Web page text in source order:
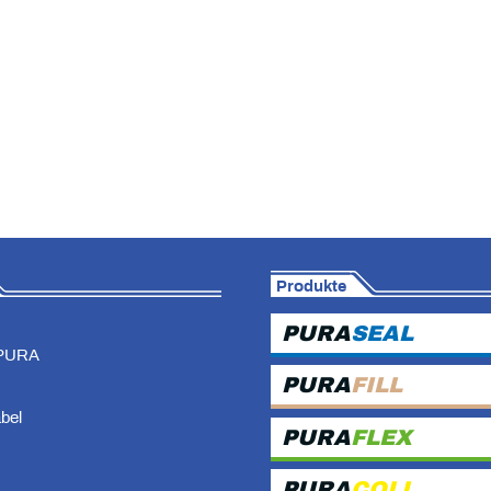
Produkte
PURASEAL
PURAFILL
PURAFLEX